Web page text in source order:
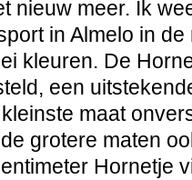
nieuw meer. Ik
in Almelo in
kleuren. De
een
maat
grotere maten
Hornetje